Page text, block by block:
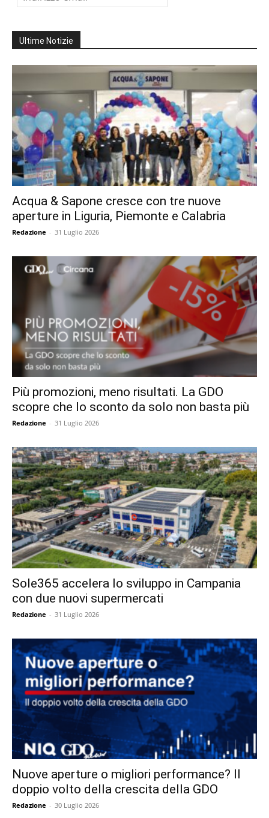
Ultime Notizie
Acqua & Sapone cresce con tre nuove
aperture in Liguria, Piemonte e Calabria
Redazione - 31 Luglio 2026
Più promozioni, meno risultati. La GDO
scopre che lo sconto da solo non basta più
Redazione - 31 Luglio 2026
Sole365 accelera lo sviluppo in Campania
con due nuovi supermercati
Redazione - 31 Luglio 2026
Nuove aperture o migliori performance? Il
doppio volto della crescita della GDO
Redazione - 30 Luglio 2026